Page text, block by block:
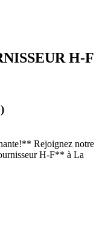
H-F
Rejoignez notre
H-F** à La